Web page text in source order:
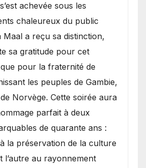
achevée sous les
chaleureux du public
Maal a reçu sa distinction,
sa gratitude pour cet
pour la fraternité de
les peuples de Gambie,
Norvège. Cette soirée aura
parfait à deux
de quarante ans :
la préservation de la culture
l’autre au rayonnement